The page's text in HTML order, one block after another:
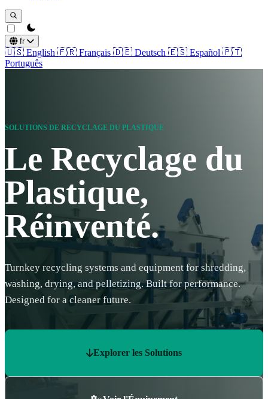
theme switcher
fr
🇺🇸 English 🇫🇷 Français 🇩🇪 Deutsch 🇪🇸 Español 🇵🇹
Português
SOLUTIONS DE RECYCLAGE DU PLASTIQUE
Le Recyclage du
Plastique,
Réinventé.
Turnkey recycling systems and equipment for shredding,
washing, drying, and pelletizing. Built for performance.
Designed for a cleaner future.
Explorer les Solutions